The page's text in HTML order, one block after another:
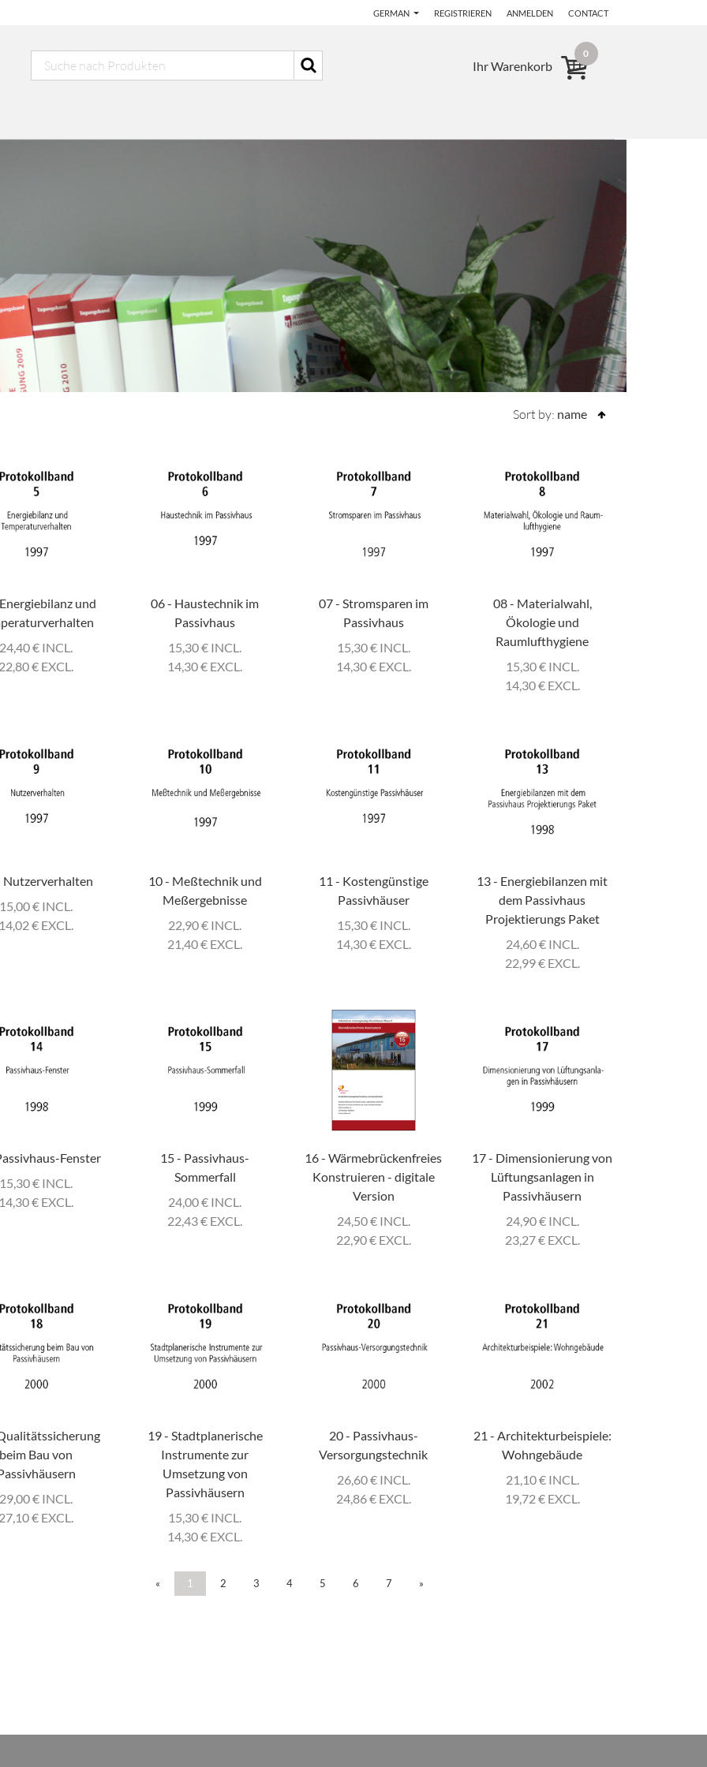
GERMAN REGISTRIEREN ANMELDEN CONTACT
Ihr Warenkorb
0
Sort by: name
und
24,40€ INCL.
€ EXCL.
06 - Haustechnik im
Passivhaus
15,30€ INCL.
14,30€ EXCL.
07 - Stromsparen im
Passivhaus
15,30€INCL.
14,30€EXCL.
08 - Materialwahl,
Ökologie und
Raumlufthygiene
15,30€INCL.
14,30€EXCL.
Nutzerverhalten
15,00€ INCL.
€ EXCL.
10 - Meßtechnik und
Meßergebnisse
22,90€ INCL.
21,40€ EXCL.
11 - Kostengünstige
Passivhäuser
15,30€INCL.
14,30€EXCL.
13 - Energiebilanzen mit
dem Passivhaus
Projektierungs Paket
24,60€INCL.
22,99€EXCL.
Fenster
15,30€ INCL.
€ EXCL.
15 - Passivhaus-
Sommerfall
24,00€ INCL.
22,43€ EXCL.
16 - Wärmebrückenfreies
Konstruieren - digitale
Version
24,50€INCL.
22,90€EXCL.
17 - Dimensionierung von
Lüftungsanlagen in
Passivhäusern
24,90€INCL.
23,27€EXCL.
beim Bau von
29,00€ INCL.
€ EXCL.
19 - Stadtplanerische
Instrumente zur
Umsetzung von
Passivhäusern
15,30€ INCL.
14,30€ EXCL.
20 - Passivhaus-
Versorgungstechnik
26,60€INCL.
24,86€EXCL.
21 - Architekturbeispiele:
Wohngebäude
21,10€INCL.
19,72 €EXCL.
« 1 2 3 4 5 6 7 »